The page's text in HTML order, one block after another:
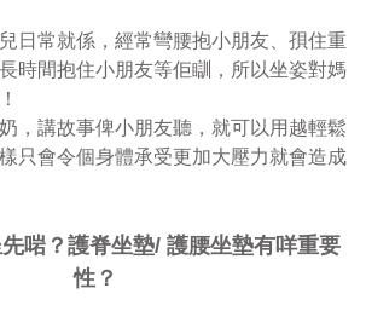
日常就係，經常彎腰抱小朋友、孭住重
時間抱住小朋友等佢瞓，所以坐姿對媽
，講故事俾小朋友聽，就可以用越輕鬆
只會令個身體承受更加大壓力就會造成
啱？護脊坐墊/ 護腰坐墊有咩重要
性？